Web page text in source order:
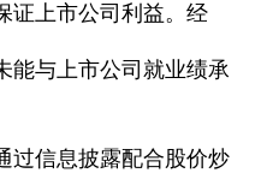
证上市公司利益。经
与上市公司就业绩承
信息披露配合股价炒